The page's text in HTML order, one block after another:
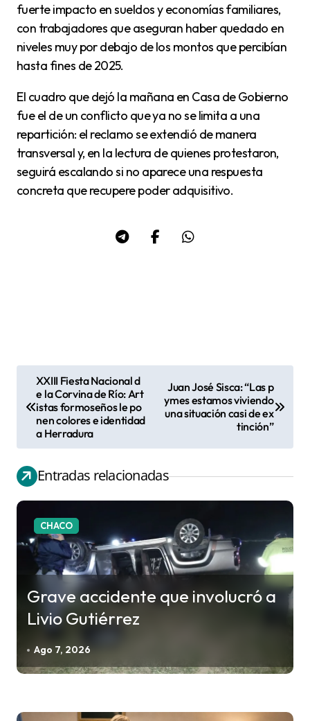
fuerte impacto en sueldos y economías familiares,
con trabajadores que aseguran haber quedado en
niveles muy por debajo de los montos que percibían
hasta fines de 2025.
El cuadro que dejó la mañana en Casa de Gobierno
fue el de un conflicto que ya no se limita a una
repartición: el reclamo se extendió de manera
transversal y, en la lectura de quienes protestaron,
seguirá escalando si no aparece una respuesta
concreta que recupere poder adquisitivo.
e
g
XXIII Fiesta Nacional d
e la Corvina de Río: Art
istas formoseños le po
nen colores e identidad
a Herradura
Juan José Sisca: “Las p
ymes estamos viviendo
una situación casi de ex
tinción”
Entradas relacionadas
CHACO
Grave accidente que involucró a
Livio Gutiérrez
Ago 7, 2026